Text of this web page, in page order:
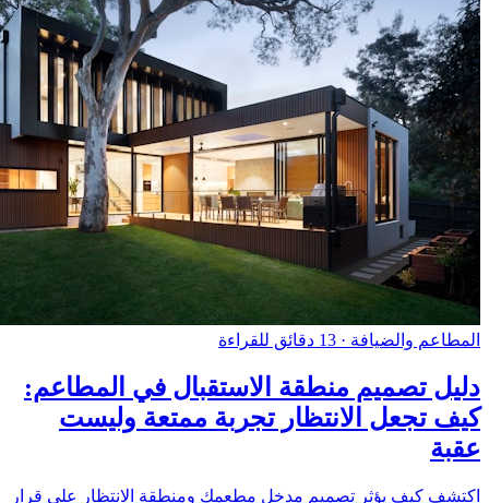
المطاعم والضيافة · 13 دقائق للقراءة
دليل تصميم منطقة الاستقبال في المطاعم:
كيف تجعل الانتظار تجربة ممتعة وليست
عقبة
اكتشف كيف يؤثر تصميم مدخل مطعمك ومنطقة الانتظار على قرار